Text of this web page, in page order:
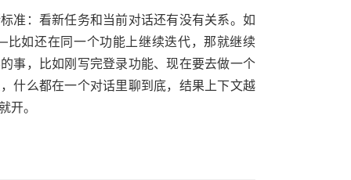
准：看新任务和当前对话还有没有关系。如
如还在同一个功能上继续迭代，那就继续
事，比如刚写完登录功能、现在要去做一个
什么都在一个对话里聊到底，结果上下文越
开。